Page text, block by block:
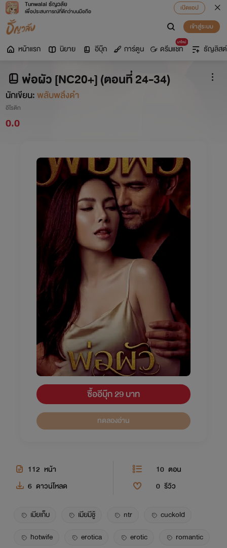
Tunwalai ธัญวลัย
เพื่อประสบการณ์ที่ดีกว่าบนมือถือ
เปิดแอป
เข้าสู่ระบบ
หน้าแรก นิยาย อีบุ๊ก การ์ตูน
มาใหม่
ดรีมแชท ธัญลิสต์
พ่อผัว [NC20+] (ตอนที่ 24-34)
นักเขียน:พลับพลึงดำ
อีโรติก
0.0
ซื้ออีบุ๊ก 29 บาท
ทดลองอ่าน
112 หน้า 10 ตอน
6 ดาวน์โหลด 0 รีวิว
เมียเก็บ เมียมีชู้ ntr
cuckold
hotwife
erotica erotic
romantic